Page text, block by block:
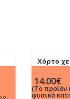
Χόρτο
14.00€
(Το προϊόν
φυσικό